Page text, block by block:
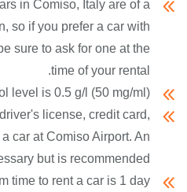
in Comiso, Italy are of a
so if you prefer a car with
sure to ask for one at the
time of your rental.
level is 0.5 g/l (50 mg/ml).
license, credit card,
car at Comiso Airport. An
but is recommended.
time to rent a car is 1 day.